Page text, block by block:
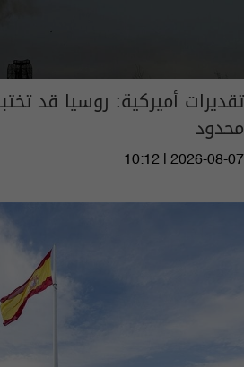
تقديرات أميركية: روسيا قد
محدود
10:12 | 2026-08-07